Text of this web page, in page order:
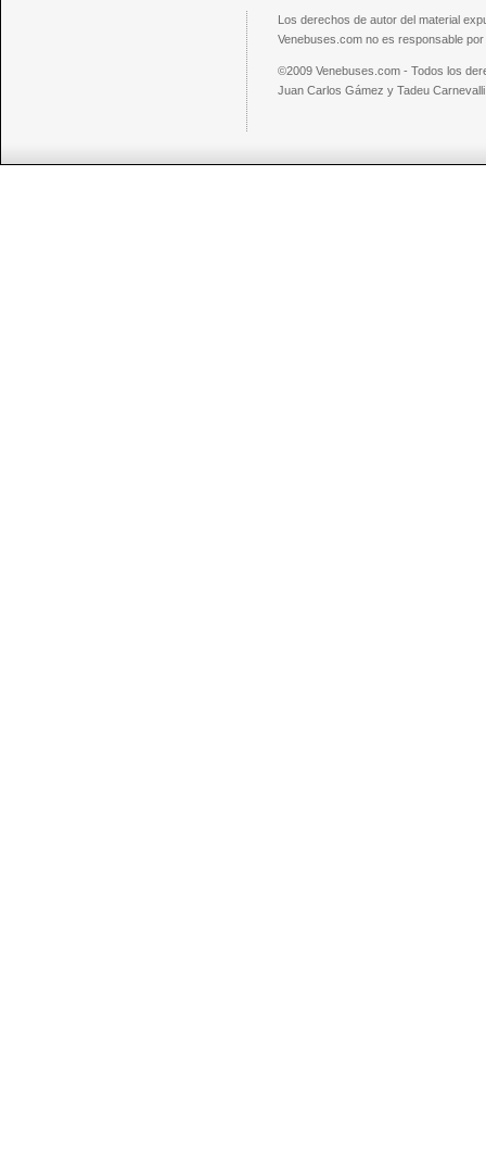
Los derechos de autor del material
Venebuses.com no es responsable
©2009 Venebuses.com - Todos los
Juan Carlos Gámez y Tadeu Carnevalli